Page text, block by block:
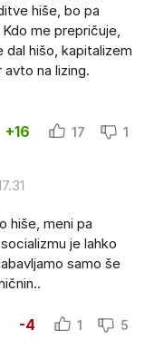
hiše, bo pa
me prepričuje,
dal hišo, kapitalizem
na lizing.
+16 17 1
hiše, meni pa
je lahko
samo še
-4 1 5